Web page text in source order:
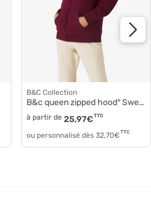
B&C Collection
B&c queen zipped hood° Sweat à capuche ww03q
à partir de 25,97€ TTC
ou personnalisé dès 32,70€ TTC